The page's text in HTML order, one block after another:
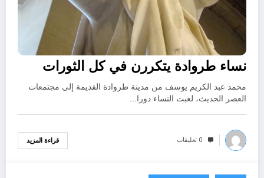
نساء طروادة يتكررن في كل الثورات
محمد عبد الكريم يوسف من مدينة طروادة القديمة إلى مجتمعات
العصر الحديث، لعبت النساء دورا…
0 تعليقات قراءة المزيد